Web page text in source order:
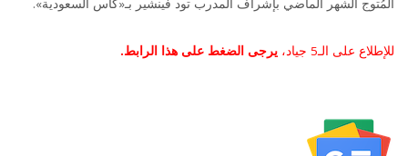
للإطلاع على الـ5 جياد، يرجى الضغط على هذا الرابط.